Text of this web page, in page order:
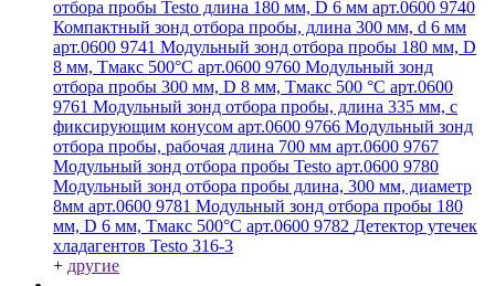
отбора пробы Testo длина 180 мм, D 6 мм арт.0600 9740
Компактный зонд отбора пробы, длина 300 мм, d 6 мм
арт.0600 9741 Модульный зонд отбора пробы 180 мм, D
8 мм, Tмакс 500°С арт.0600 9760 Модульный зонд
отбора пробы 300 мм, D 8 мм, Tмакс 500 °C арт.0600
9761 Модульный зонд отбора пробы, длина 335 мм, с
фиксирующим конусом арт.0600 9766 Модульный зонд
отбора пробы, рабочая длина 700 мм арт.0600 9767
Модульный зонд отбора пробы Testo арт.0600 9780
Модульный зонд отбора пробы длина, 300 мм, диаметр
8мм арт.0600 9781 Модульный зонд отбора пробы 180
мм, D 6 мм, Tмакс 500°С арт.0600 9782 Детектор утечек
хладагентов Testo 316-3
+ другие